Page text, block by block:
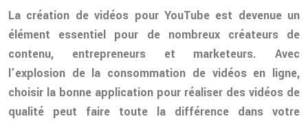
La création de vidéos pour YouTube est devenue un
élément essentiel pour de nombreux créateurs de
contenu, entrepreneurs et marketeurs. Avec
l’explosion de la consommation de vidéos en ligne,
choisir la bonne application pour réaliser des vidéos de
qualité peut faire toute la différence dans votre